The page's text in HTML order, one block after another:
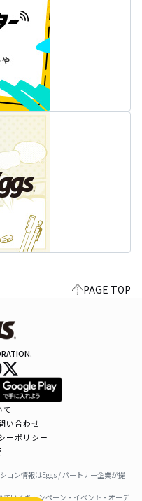
PAGE TOP
て
い合わせ
ーポリシー
ョン情報はEggs / パートナー企業が提
いるキャンペーン・イベント・オーデ